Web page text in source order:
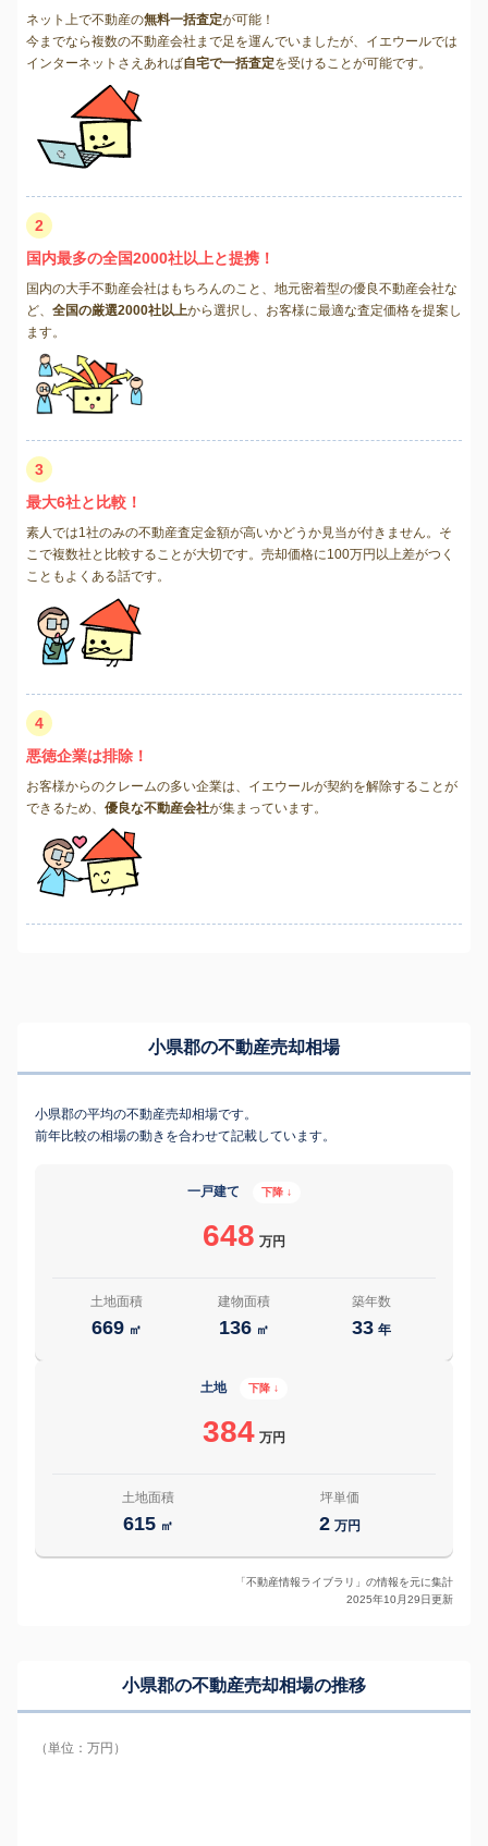
ネット上で不動産の無料一括査定が可能！
今までなら複数の不動産会社まで足を運んでいましたが、イエウールでは
インターネットさえあれば自宅で一括査定を受けることが可能です。
2
国内最多の全国2000社以上と提携！
国内の大手不動産会社はもちろんのこと、地元密着型の優良不動産会社な
ど、 全国の厳選2000社以上から選択し、お客様に最適な査定価格を提案し
ます。
3
最大6社と比較！
素人では1社のみの不動産査定金額が高いかどうか見当が付きません。そ
こで複数社と比較することが大切です。売却価格に100万円以上差がつく
こともよくある話です。
4
悪徳企業は排除！
お客様からのクレームの多い企業は、イエウールが契約を解除することが
できるため、 優良な不動産会社が集まっています。
小県郡の不動産売却相場
小県郡の平均の不動産売却相場です。
前年比較の相場の動きを合わせて記載しています。
一戸建て 下降 ↓
648 万円
土地面積
669 ㎡
建物面積
136 ㎡
築年数
33 年
土地 下降 ↓
384 万円
土地面積
615 ㎡
坪単価
2 万円
「不動産情報ライブラリ」の情報を元に集計
2025年10月29日更新
小県郡の不動産売却相場の推移
（単位：万円）